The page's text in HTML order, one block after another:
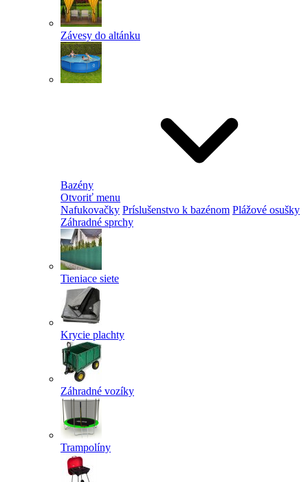
Závesy do altánku
Bazény
Otvoriť menu
Nafukovačky Príslušenstvo k bazénom Plážové osušky
Záhradné sprchy
Tieniace siete
Krycie plachty
Záhradné vozíky
Trampolíny